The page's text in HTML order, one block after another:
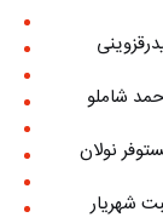
شاملو
نولان
شهريار